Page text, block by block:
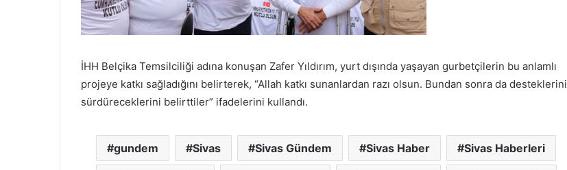
İHH Belçika Temsilciliği adına konuşan Zafer Yıldırım, yurt dışında yaşayan gurbetçilerin bu anlamlı
projeye katkı sağladığını belirterek, “Allah katkı sunanlardan razı olsun. Bundan sonra da desteklerini
sürdüreceklerini belirttiler” ifadelerini kullandı.
gundem Sivas Sivas Gündem Sivas Haber Sivas Haberleri